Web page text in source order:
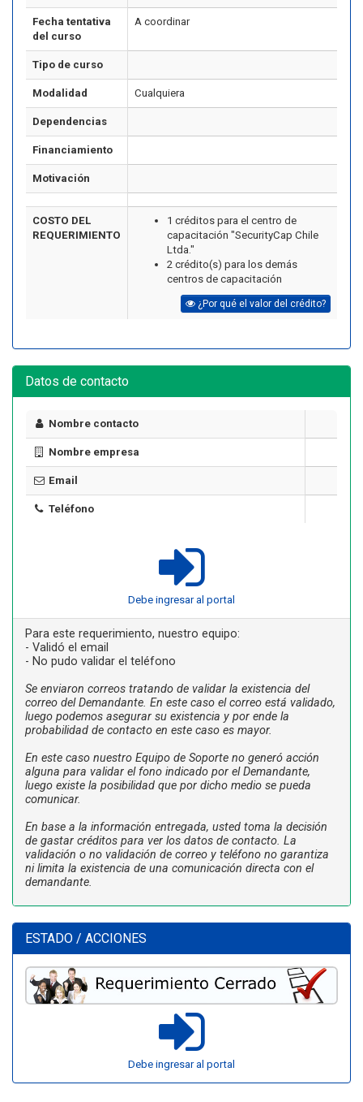
Fecha tentativa
del curso
A coordinar
Tipo de curso
Modalidad Cualquiera
Dependencias
Financiamiento
Motivación
COSTO DEL
REQUERIMIENTO
1 créditos para el centro de
capacitación "SecurityCap Chile
Ltda."
2 crédito(s) para los demás
centros de capacitación
¿Por qué el valor del crédito?
Datos de contacto
Nombre contacto
Nombre empresa
Email
Teléfono
Debe ingresar al portal
Para este requerimiento, nuestro equipo:
- Validó el email
- No pudo validar el teléfono
Se enviaron correos tratando de validar la existencia del
correo del Demandante. En este caso el correo está validado,
luego podemos asegurar su existencia y por ende la
probabilidad de contacto en este caso es mayor.
En este caso nuestro Equipo de Soporte no generó acción
alguna para validar el fono indicado por el Demandante,
luego existe la posibilidad que por dicho medio se pueda
comunicar.
En base a la información entregada, usted toma la decisión
de gastar créditos para ver los datos de contacto. La
validación o no validación de correo y teléfono no garantiza
ni limita la existencia de una comunicación directa con el
demandante.
ESTADO / ACCIONES
Debe ingresar al portal